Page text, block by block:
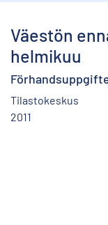
Väestön
helmikuu
Tilastokeskus
2011